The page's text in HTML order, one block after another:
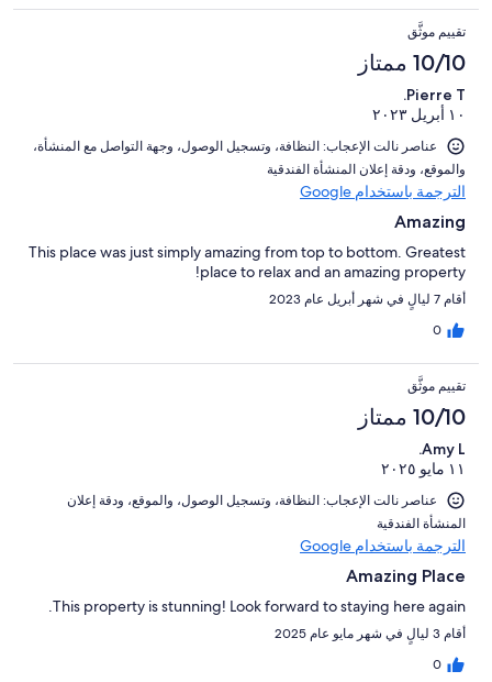
تقييم موثَّق
10/10 ممتاز
Pierre T.
١٠ أبريل ٢٠٢٣
عناصر نالت الإعجاب: ⁦النظافة⁩، و⁦تسجيل الوصول⁩، و⁦جهة التواصل مع المنشأة⁩،
و⁦الموقع⁩، و⁦دقة إعلان المنشأة الفندقية⁩
الترجمة باستخدام Google
Amazing
This place was just simply amazing from top to bottom. Greatest
place to relax and an amazing property!
أقام 7 ليالٍ في شهر أبريل عام 2023
0
تقييم موثَّق
10/10 ممتاز
Amy L.
١١ مايو ٢٠٢٥
عناصر نالت الإعجاب: ⁦النظافة⁩، و⁦تسجيل الوصول⁩، و⁦الموقع⁩، و⁦دقة إعلان
المنشأة الفندقية⁩
الترجمة باستخدام Google
Amazing Place
This property is stunning! Look forward to staying here again.
أقام 3 ليالٍ في شهر مايو عام 2025
0